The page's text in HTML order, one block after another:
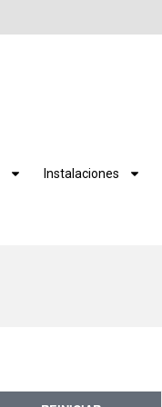
Instalaciones